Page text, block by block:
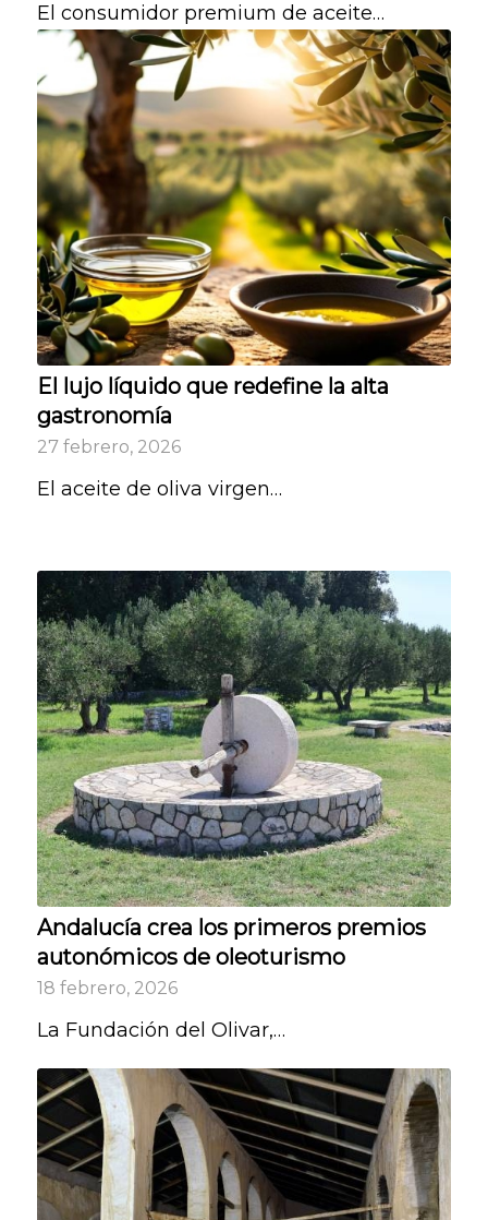
El consumidor premium de aceite…
El lujo líquido que redefine la alta
gastronomía
27 febrero, 2026
El aceite de oliva virgen…
Andalucía crea los primeros premios
autonómicos de oleoturismo
18 febrero, 2026
La Fundación del Olivar,…